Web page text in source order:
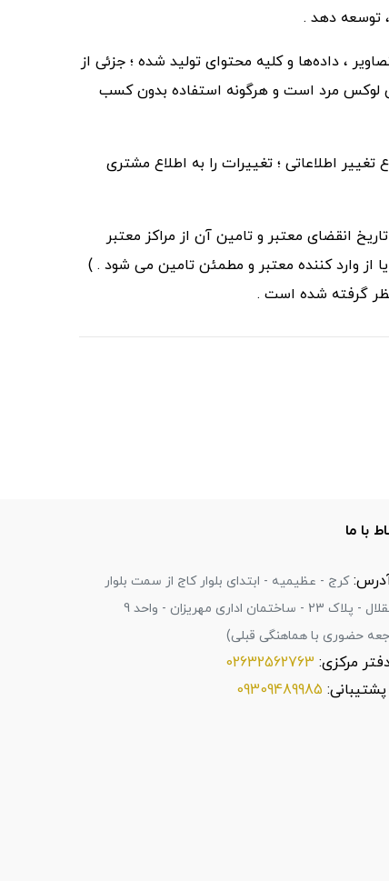
توسعه دهد .
، داده‌ها و کلیه محتوای تولید شده ؛ جزئی از
لوکس مرد است و هرگونه استفاده بدون کسب
اطلاعاتی ؛ تغییرات را به اطلاع مشتری
انقضای معتبر و تامین آن از مراکز معتبر
وارد کننده معتبر و مطمئن تامین می شود . )
نظر گرفته شده است .
با ما
کرج - عظیمیه - ابتدای بلوار کاج از سمت بلوار
استقلال - پلاک 23 - ساختمان اداری مهریزان - واحد 9
حضوری با هماهنگی قبلی)
مرکزی: 02632562763
پشتیبانی: 09309489985